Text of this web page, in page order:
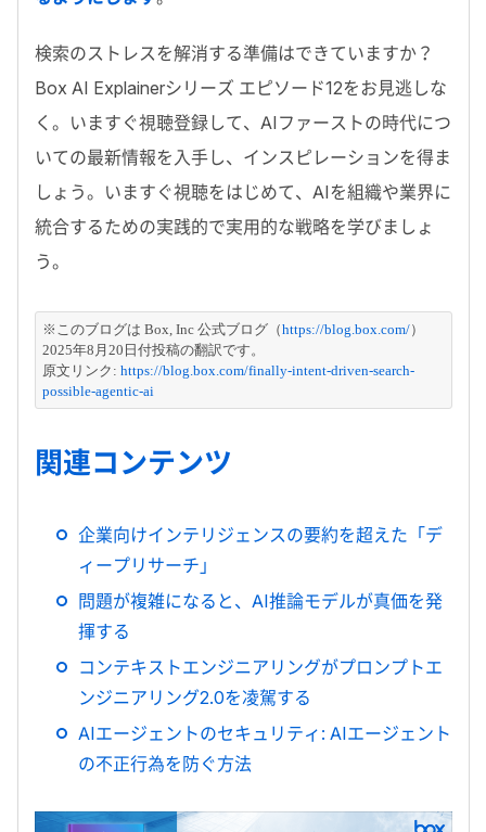
検索のストレスを解消する準備はできていますか？
Box AI Explainerシリーズ エピソード12をお見逃しな
く。いますぐ視聴登録して、 AI ファーストの時代につ
いての最新情報を入手し、インスピレーションを得ま
しょう。いますぐ視聴をはじめて、 AIを組織や業界に
統合するための実践的で実用的な戦略を学びましょ
う。
※このブログは Box, Inc 公式ブログ（https://blog.box.com/）
2025年8月20日付投稿の翻訳です。
原文リンク: https://blog.box.com/finally-intent-driven-search-
possible-agentic-ai
関連コンテンツ
企業向けインテリジェンスの要約を超えた「デ
ィープリサーチ」
問題が複雑になると、AI推論モデルが真価を発
揮する
コンテキストエンジニアリングがプロンプトエ
ンジニアリング2.0を凌駕する
AIエージェントのセキュリティ: AIエージェント
の不正行為を防ぐ方法